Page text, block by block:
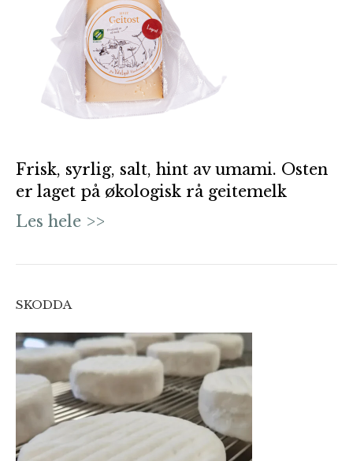
Frisk, syrlig, salt, hint av umami. Osten
er laget på økologisk rå geitemelk
Les hele >>
SKODDA